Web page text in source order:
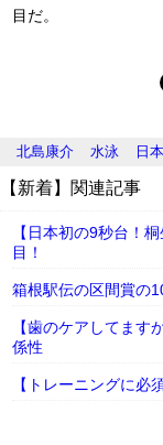
目だ。
北島康介 水泳 日
【新着】関連記事
【日本初の9秒台！
目！
箱根駅伝の区間賞の
【歯のケアしてます
係性
【トレーニングに必